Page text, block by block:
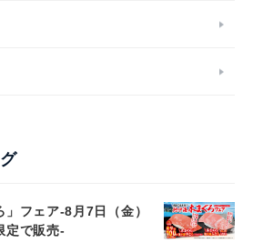
」フェア-8月7日（金）
定で販売-